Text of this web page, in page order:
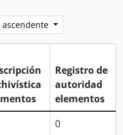
Registro de
autoridad
elementos
0